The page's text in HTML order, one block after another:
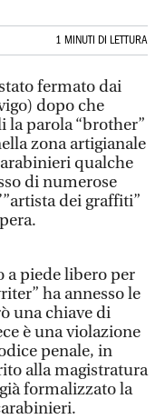
1 MINUTI DI LETTURA
fermato dai
dopo che
la parola “brother”
zona artigianale
qualche
di numerose
dei graffiti”
a piede libero per
ha annesso le
una chiave di
è una violazione
penale, in
alla magistratura
formalizzato la